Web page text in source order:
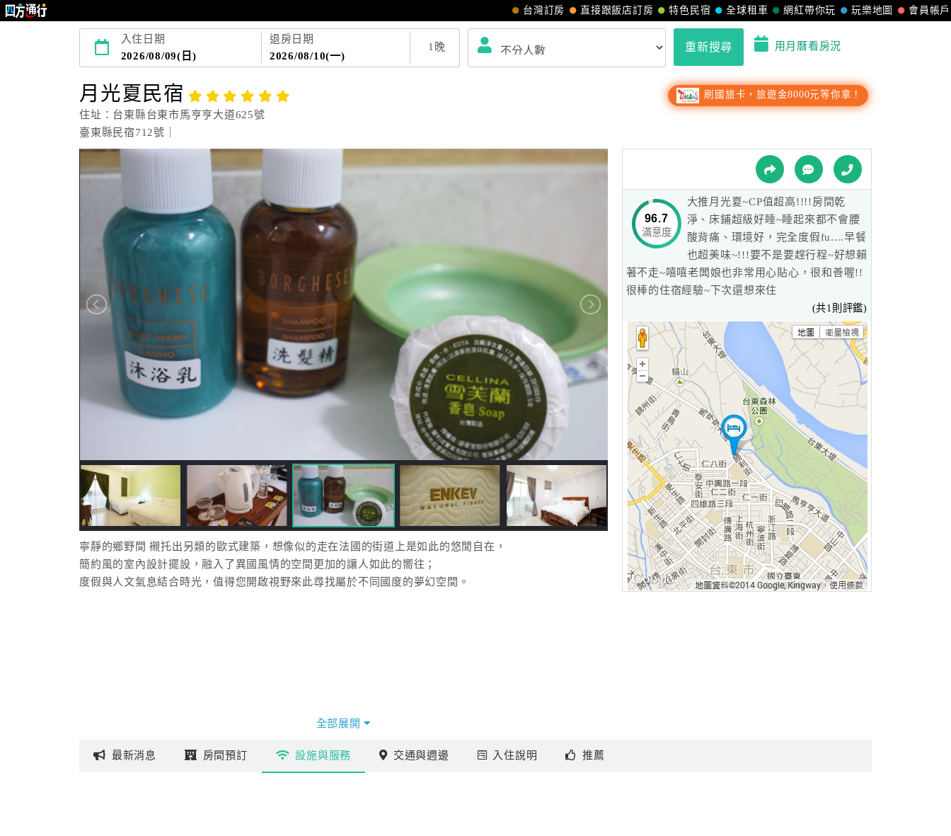
會員帳戶
玩樂地圖
網紅帶你玩
全球租車
特色民宿
直接跟飯店訂房
台灣訂房
入住日期
2026/08/09(日)
退房日期
2026/08/10(一)
1 晚 重新搜尋 用月曆看房況
月光夏民宿
住址：台東縣台東市馬亨亨大道625號
臺東縣民宿712號｜
刷國旅卡，旅遊金8000元等你拿！
寧靜的鄉野間 襯托出另類的歐式建築，想像似的走在法國的街道上是如此的悠閒自在，
簡約風的室內設計擺設，融入了異國風情的空間更加的讓人如此的嚮往；
度假與人文氣息結合時光，值得您開啟視野來此尋找屬於不同國度的夢幻空間。
全部展開
96.7
滿意度
大推月光夏~CP值超高!!!!房間乾
淨、床鋪超級好睡~睡起來都不會腰
酸背痛、環境好，完全度假fu....早餐
也超美味~!!!要不是要趕行程~好想賴
著不走~嘻嘻老闆娘也非常用心貼心，很和善喔!!
很棒的住宿經驗~下次還想來住
(共1則評鑑)
最新消息 房間預訂 設施與服務 交通與週邊 入住說明 推薦